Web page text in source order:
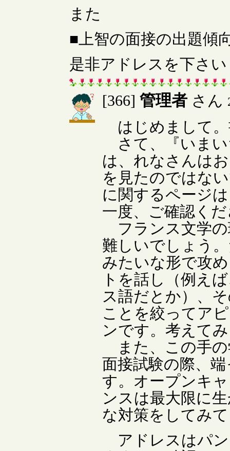
また
■上智の面接の出題傾
是非アドレスを下さい
[366] 管理者 さん
はじめまして。
さて、『いまい
は、れなさんは
を見たのではな
に関するページ
一度、ご確認く
フランス文学の
難しいでしょう
みたいな形で攻
トを話し（例え
ス語だとか）、
ことを絞ってア
ンです。考えて
また、この手の
面接試験の際、
す。オープンキ
ンスは最大限に
な対策をしてみ
アドレスはパン